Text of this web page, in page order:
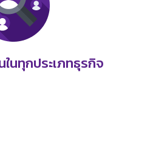
นทุกประเภทธุรกิจ